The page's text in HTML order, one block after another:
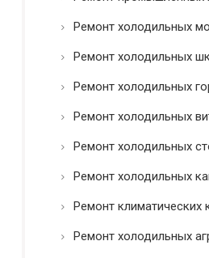
Ремонт холодильных
Ремонт холодильных
Ремонт холодильных
Ремонт холодильных
Ремонт холодильных
Ремонт холодильных
Ремонт климатических
Ремонт холодильных